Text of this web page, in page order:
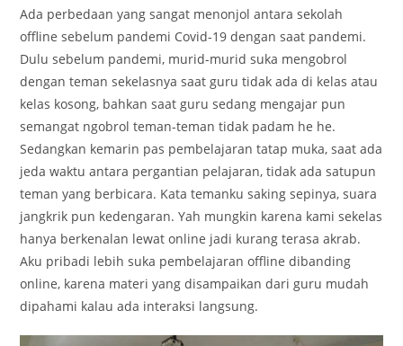
Ada perbedaan yang sangat menonjol antara sekolah
offline sebelum pandemi Covid-19 dengan saat pandemi.
Dulu sebelum pandemi, murid-murid suka mengobrol
dengan teman sekelasnya saat guru tidak ada di kelas atau
kelas kosong, bahkan saat guru sedang mengajar pun
semangat ngobrol teman-teman tidak padam he he.
Sedangkan kemarin pas pembelajaran tatap muka, saat ada
jeda waktu antara pergantian pelajaran, tidak ada satupun
teman yang berbicara. Kata temanku saking sepinya, suara
jangkrik pun kedengaran. Yah mungkin karena kami sekelas
hanya berkenalan lewat online jadi kurang terasa akrab.
Aku pribadi lebih suka pembelajaran offline dibanding
online, karena materi yang disampaikan dari guru mudah
dipahami kalau ada interaksi langsung.